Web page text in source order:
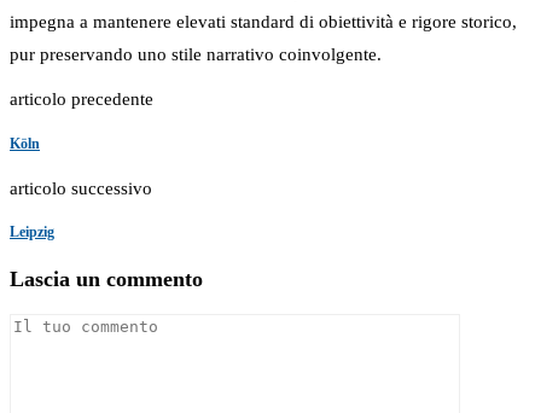
impegna a mantenere elevati standard di obiettività e rigore storico,
pur preservando uno stile narrativo coinvolgente.
articolo precedente
Köln
articolo successivo
Leipzig
Lascia un commento